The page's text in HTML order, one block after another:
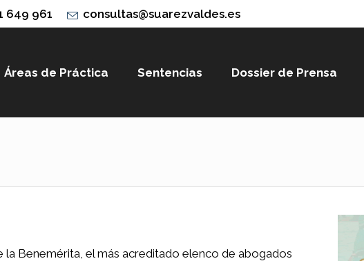
649 961 consultas@suarezvaldes.es
Áreas de Práctica Sentencias Dossier de Prensa
Benemérita, el más acreditado elenco de abogados